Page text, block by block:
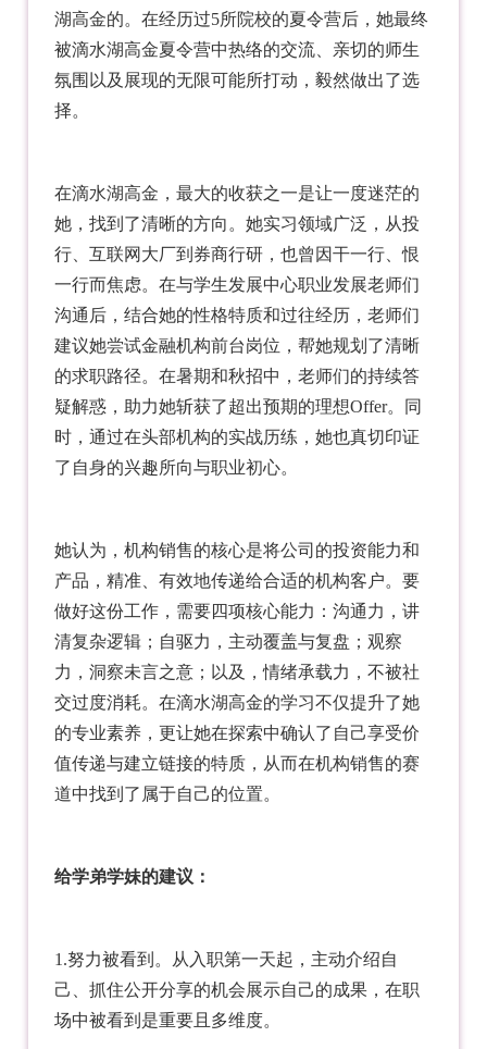
湖高金的。在经历过5所院校的夏令营后，她最终
被滴水湖高金夏令营中热络的交流、亲切的师生
氛围以及展现的无限可能所打动，毅然做出了选
择。
在滴水湖高金，最大的收获之一是让一度迷茫的
她，找到了清晰的方向。她实习领域广泛，从投
行、互联网大厂到券商行研，也曾因干一行、恨
一行而焦虑。在与学生发展中心职业发展老师们
沟通后，结合她的性格特质和过往经历，老师们
建议她尝试金融机构前台岗位，帮她规划了清晰
的求职路径。在暑期和秋招中，老师们的持续答
疑解惑，助力她斩获了超出预期的理想Offer。同
时，通过在头部机构的实战历练，她也真切印证
了自身的兴趣所向与职业初心。
她认为，机构销售的核心是将公司的投资能力和
产品，精准、有效地传递给合适的机构客户。要
做好这份工作，需要四项核心能力：沟通力，讲
清复杂逻辑；自驱力，主动覆盖与复盘；观察
力，洞察未言之意；以及，情绪承载力，不被社
交过度消耗。在滴水湖高金的学习不仅提升了她
的专业素养，更让她在探索中确认了自己享受价
值传递与建立链接的特质，从而在机构销售的赛
道中找到了属于自己的位置。
给学弟学妹的建议：
1.努力被看到。从入职第一天起，主动介绍自
己、抓住公开分享的机会展示自己的成果，在职
场中被看到是重要且多维度。